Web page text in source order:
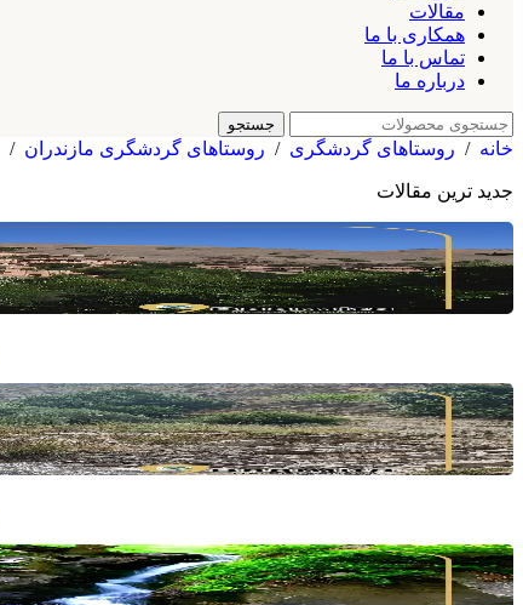
مقالات
همکاری با ما
تماس با ما
درباره ما
جستجو
خانه / روستاهای گردشگری / روستاهای گردشگری مازندران /
جدید ترین مقالات